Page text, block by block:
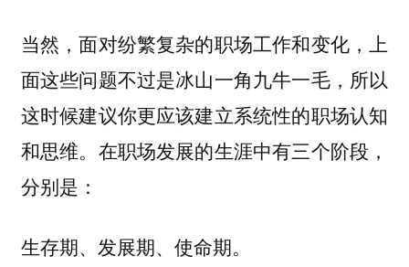
当然，面对纷繁复杂的职场工作和变化，上
面这些问题不过是冰山一角九牛一毛，所以
这时候建议你更应该建立系统性的职场认知
和思维。在职场发展的生涯中有三个阶段，
分别是：
生存期、发展期、使命期。